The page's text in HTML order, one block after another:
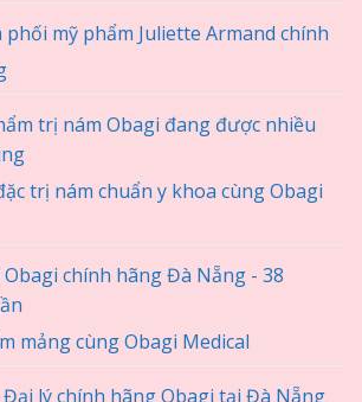
phối mỹ phẩm Juliette Armand chính
trị nám Obagi đang được nhiều
trị nám chuẩn y khoa cùng Obagi
chính hãng Đà Nẵng - 38
mảng cùng Obagi Medical
lý chính hãng Obagi tại Đà Nẵng